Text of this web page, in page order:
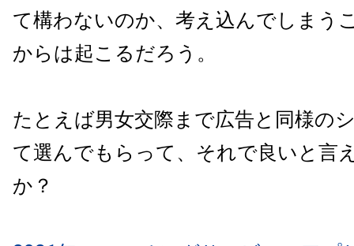
て構わないのか、考え込んでしまう
からは起こるだろう。
たとえば男女交際まで広告と同様の
て選んでもらって、それで良いと言
か？